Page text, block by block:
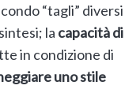
“tagli” diversi
la capacità di
in condizione di
uno stile